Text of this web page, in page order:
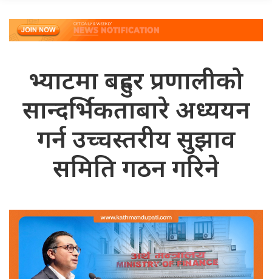
भ्याटमा बहुदर प्रणालीको
सान्दर्भिकताबारे अध्ययन
गर्न उच्चस्तरीय सुझाव
समिति गठन गरिने